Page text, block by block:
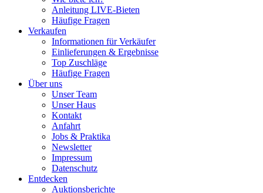
Anleitung LIVE-Bieten
Häufige Fragen
Verkaufen
Informationen für Verkäufer
Einlieferungen & Ergebnisse
Top Zuschläge
Häufige Fragen
Über uns
Unser Team
Unser Haus
Kontakt
Anfahrt
Jobs & Praktika
Newsletter
Impressum
Datenschutz
Entdecken
Auktionsberichte